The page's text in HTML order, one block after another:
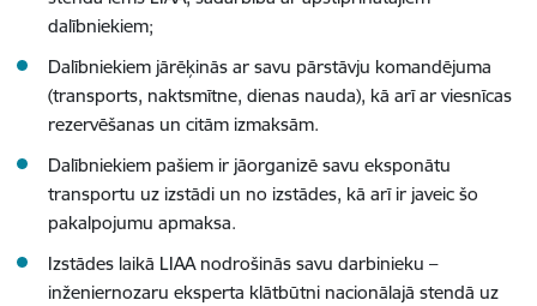
dalībniekiem;
Dalībniekiem jārēķinās ar savu pārstāvju komandējuma
(transports, naktsmītne, dienas nauda), kā arī ar viesnīcas
rezervēšanas un citām izmaksām.
Dalībniekiem pašiem ir jāorganizē savu eksponātu
transportu uz izstādi un no izstādes, kā arī ir javeic šo
pakalpojumu apmaksa.
Izstādes laikā LIAA nodrošinās savu darbinieku –
inženiernozaru eksperta klātbūtni nacionālajā stendā uz